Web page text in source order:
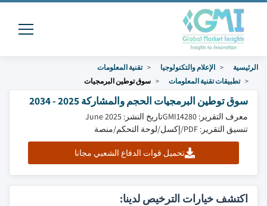
الرئيسية الإعلام والتكنولوجيا
تقنية المعلومات
تطبيقات تقنية المعلومات
سوق توطين البرمجيات
سوق توطين البرمجيات الحجم والمشاركة 2025 - 2034
معرف التقرير: GMI14280
تاريخ النشر: June 2025
تنسيق التقرير: PDF/إكسل/لوحة التحكم/منصة
تحميل قوات الدفاع الشعبي مجانا
اكتشف خيارات الترخيص لدينا: